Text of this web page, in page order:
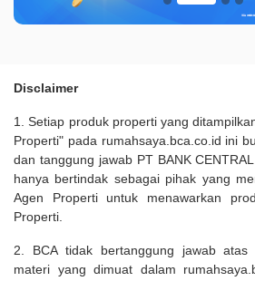
Disclaimer
1. Setiap produk properti yang
Properti" pada rumahsaya.bca.co.id ini
dan tanggung jawab PT BANK CENTRAL
hanya bertindak sebagai pihak yang
Agen Properti untuk menawarkan
Properti.
2. BCA tidak bertanggung jawab atas
materi yang dimuat dalam